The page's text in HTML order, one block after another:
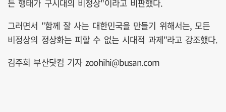
든 행태가 구시대의 비정상"이라고 비판했다.
그러면서 "함께 잘 사는 대한민국을 만들기 위해서는, 모든
비정상의 정상화는 피할 수 없는 시대적 과제"라고 강조했다.
김주희 부산닷컴 기자 zoohihi@busan.com